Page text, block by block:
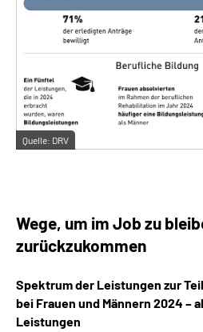
Quelle: DRV
Wege, um im Job zu
zurückzukommen
Spektrum der Leistungen zur
bei Frauen und Männern 2024 –
Leistungen